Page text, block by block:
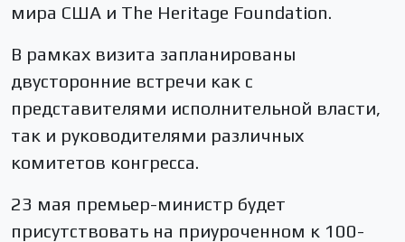
мира США и The Heritage Foundation.
В рамках визита запланированы
двусторонние встречи как с
представителями исполнительной власти,
так и руководителями различных
комитетов конгресса.
23 мая премьер-министр будет
присутствовать на приуроченном к 100-